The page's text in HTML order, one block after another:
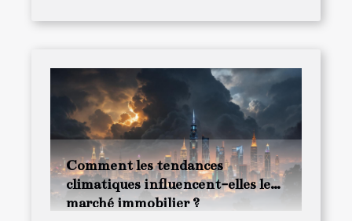
Comment les tendances
climatiques influencent-elles le
marché immobilier ?